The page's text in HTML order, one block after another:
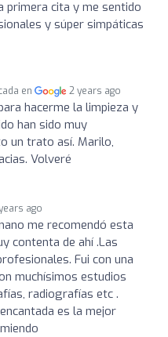
primera cita y me sentido
y súper simpáticas
en 2 years ago
hacerme la limpieza y
han sido muy
un trato así. Marilo,
Volveré
ago
me recomendó esta
contenta de ahí .Las
Fui con una
muchísimos estudios
radiografías etc .
es la mejor